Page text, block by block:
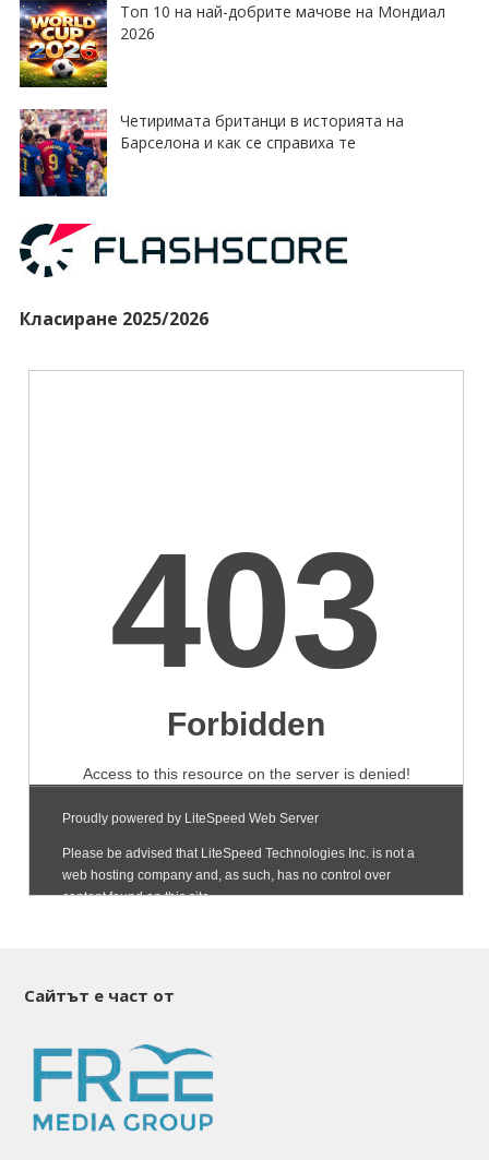
Топ 10 на най-добрите мачове на Мондиал
2026
Четиримата британци в историята на
Барселона и как се справиха те
Класиране 2025/2026
Сайтът е част от